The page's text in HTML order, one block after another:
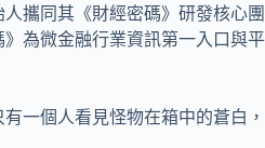
攜同其《財經密碼》研發核心團
為微金融行業資訊第一入口與平
一個人看見怪物在箱中的蒼白，